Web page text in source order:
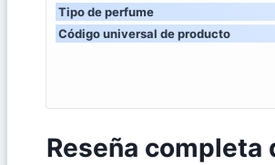
Tipo de perfume
Código universal de producto
Reseña